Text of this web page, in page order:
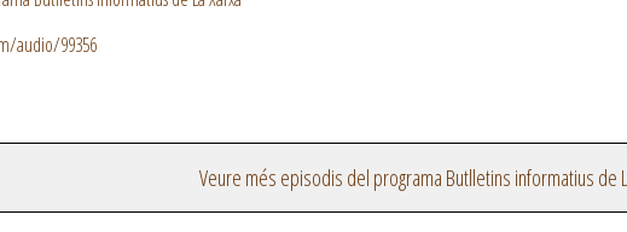
audio/99356
Veure més episodis del programa Butlletins informatius de